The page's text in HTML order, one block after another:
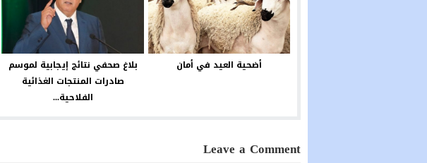
أضحية العيد في أمان
بلاغ صحفي نتائج إيجابية لموسم
صادرات المنتجات الغذائية
الفلاحية...
Leave a Comment